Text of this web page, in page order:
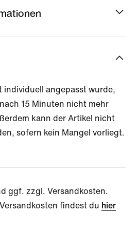
individuell angepasst wurde,
15 Minuten nicht mehr
kann der Artikel nicht
sofern kein Mangel vorliegt.
ggf. zzgl. Versandkosten.
findest du hier